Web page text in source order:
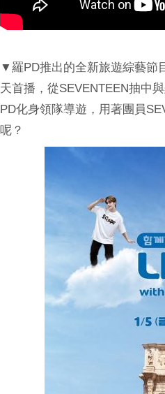
▼羅PD推出的全新旅遊綜藝節
天首播，從SEVENTEEN抽中
PD化身領隊導遊，用著團員
呢？